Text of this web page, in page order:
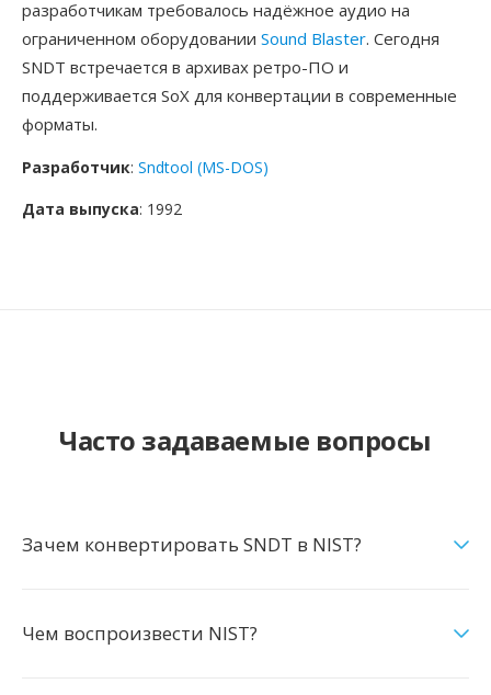
разработчикам требовалось надёжное аудио на
ограниченном оборудовании Sound Blaster. Сегодня
SNDT встречается в архивах ретро-ПО и
поддерживается SoX для конвертации в современные
форматы.
Разработчик: Sndtool (MS-DOS)
Дата выпуска: 1992
Часто задаваемые вопросы
Зачем конвертировать SNDT в NIST?
Чем воспроизвести NIST?